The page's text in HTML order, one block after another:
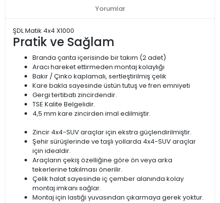
Yorumlar
ŞDL Matik 4x4 X1000
Pratik ve Sağlam
Branda çanta içerisinde bir takım (2 adet)
Aracı hareket ettirmeden montaj kolaylığı
Bakır / Çinko kaplamalı, sertleştirilmiş çelik
Kare bakla sayesinde üstün tutuş ve fren emniyeti
Gergi tertibatı zincirdendir.
TSE Kalite Belgelidir.
4,5 mm kare zincirden imal edilmiştir.
Zincir 4x4-SUV araçlar için ekstra güçlendirilmiştir.
Şehir sürüşlerinde ve taşlı yollarda 4x4-SUV araçlar
için idealdir.
Araçların çekiş özelliğine göre ön veya arka
tekerlerine takılması önerilir.
Çelik halat sayesinde iç çember alanında kolay
montaj imkanı sağlar.
Montaj için lastiği yuvasından çıkarmaya gerek yoktur.